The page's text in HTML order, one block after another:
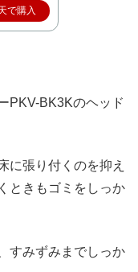
で購入
PKV-BK3Kのヘッド
に張り付くのを抑え
ときもゴミをしっか
すみずみまでしっか